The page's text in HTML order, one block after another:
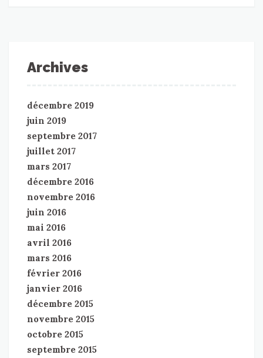
Archives
décembre 2019
juin 2019
septembre 2017
juillet 2017
mars 2017
décembre 2016
novembre 2016
juin 2016
mai 2016
avril 2016
mars 2016
février 2016
janvier 2016
décembre 2015
novembre 2015
octobre 2015
septembre 2015